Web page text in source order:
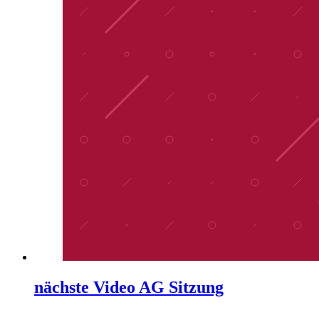
nächste Video AG Sitzung